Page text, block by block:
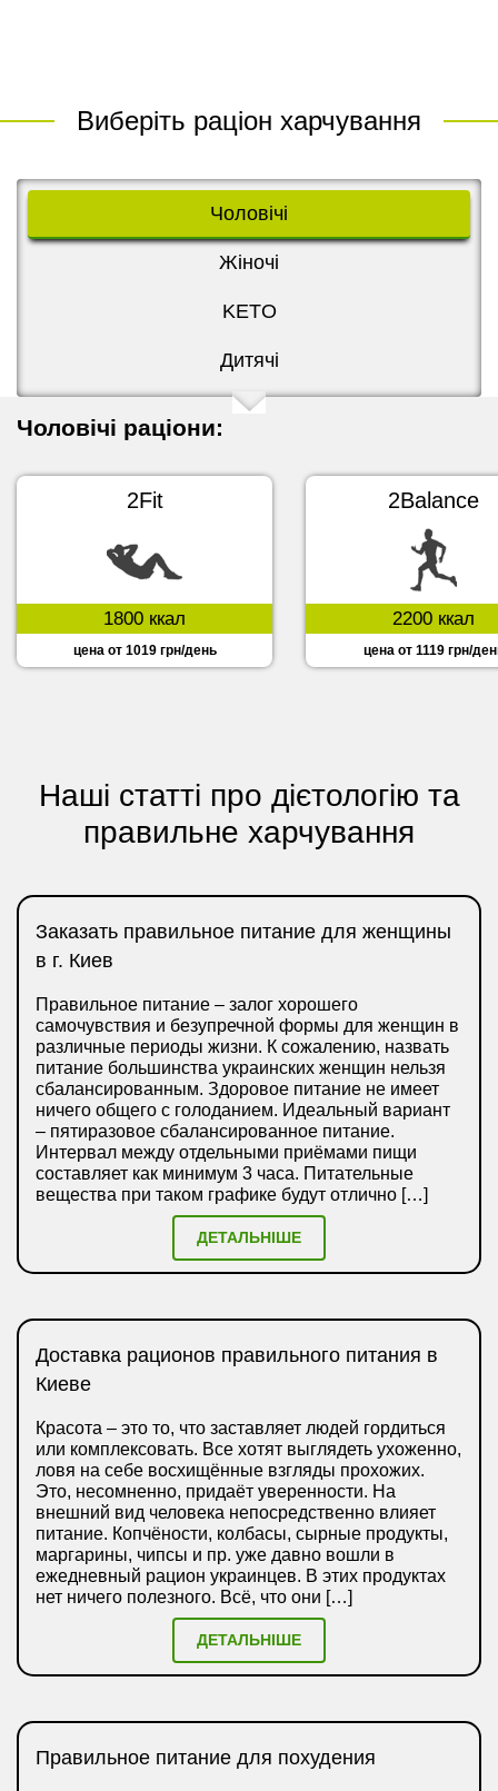
Виберіть раціон харчування
Чоловічі
Жіночі
KETO
Дитячі
Чоловічі раціони:
2Fit
1800 ккал
цена от 1019 грн/день
2Balance
2200 ккал
цена от 1119 грн/
Наші статті про дієтологію та
правильне харчування
Заказать правильное питание для женщины
в г. Киев
Правильное питание – залог хорошего
самочувствия и безупречной формы для женщин в
различные периоды жизни. К сожалению, назвать
питание большинства украинских женщин нельзя
сбалансированным. Здоровое питание не имеет
ничего общего с голоданием. Идеальный вариант
– пятиразовое сбалансированное питание.
Интервал между отдельными приёмами пищи
составляет как минимум 3 часа. Питательные
вещества при таком графике будут отлично […]
ДЕТАЛЬНІШЕ
Доставка рационов правильного питания в
Киеве
Красота – это то, что заставляет людей гордиться
или комплексовать. Все хотят выглядеть ухоженно,
ловя на себе восхищённые взгляды прохожих.
Это, несомненно, придаёт уверенности. На
внешний вид человека непосредственно влияет
питание. Копчёности, колбасы, сырные продукты,
маргарины, чипсы и пр. уже давно вошли в
ежедневный рацион украинцев. В этих продуктах
нет ничего полезного. Всё, что они […]
ДЕТАЛЬНІШЕ
Правильное питание для похудения